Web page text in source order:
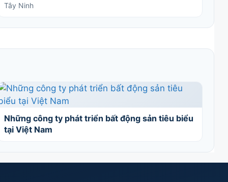
Tây Ninh
Những công ty phát triển bất động sản tiêu biểu
tại Việt Nam